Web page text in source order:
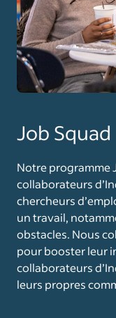
Job Squad
Notre programme
collaborateurs
chercheurs
un travail,
obstacles. Nous
pour booster leur
collaborateurs
leurs propres